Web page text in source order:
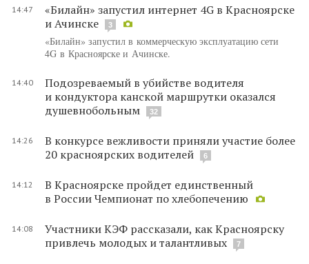
14:47
«Билайн» запустил интернет 4G в Красноярске
и Ачинске
3
«Билайн» запустил в коммерческую эксплуатацию сети
4G в Красноярске и Ачинске.
14:40
Подозреваемый в убийстве водителя
и кондуктора канской маршрутки оказался
душевнобольным
32
14:26
В конкурсе вежливости приняли участие более
20 красноярских водителей
6
14:12
В Красноярске пройдет единственный
в России Чемпионат по хлебопечению
14:08
Участники КЭФ рассказали, как Красноярску
привлечь молодых и талантливых
7